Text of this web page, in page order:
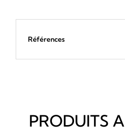
Références
PRODUITS